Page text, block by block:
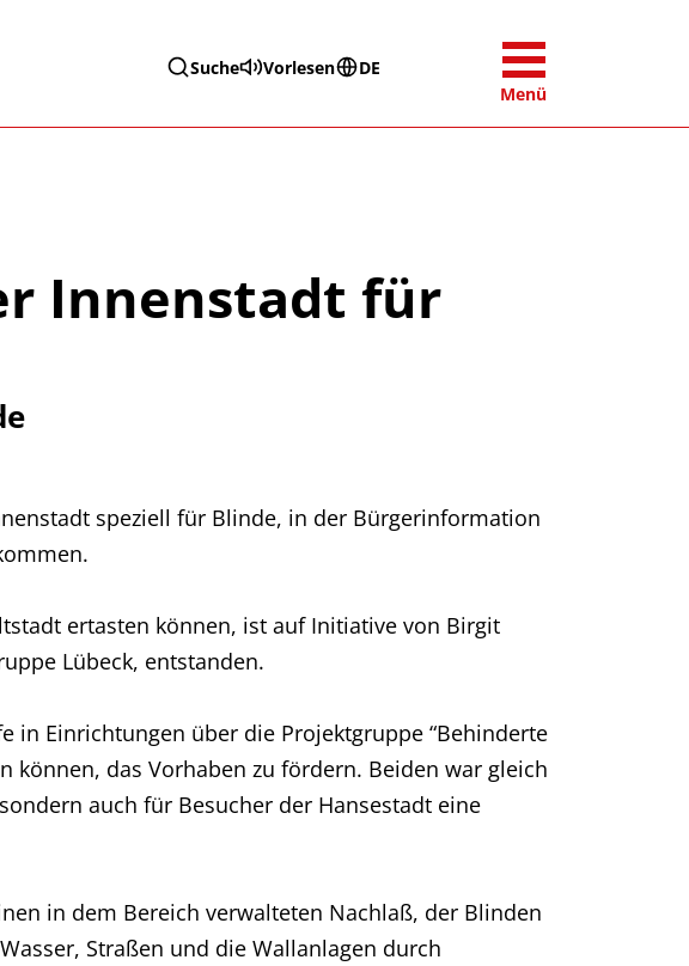
Suche Vorlesen
DE
Menü
Innenstadt für
speziell für Blinde, in der Bürgerinformation
ertasten können, ist auf Initiative von Birgit
Lübeck, entstanden.
in Einrichtungen über die Projektgruppe “Behinderte
können, das Vorhaben zu fördern. Beiden war gleich
auch für Besucher der Hansestadt eine
in dem Bereich verwalteten Nachlaß, der Blinden
Straßen und die Wallanlagen durch